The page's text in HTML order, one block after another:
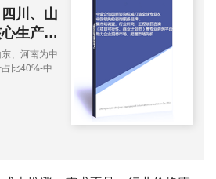
年中国三层液电
业区域细分市场
前景展望报告-
布
国三层液电解高纯铝行业
研及投资前景展望报告-